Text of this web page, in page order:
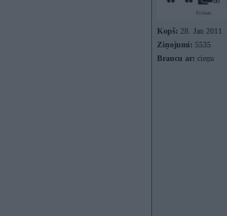
Kopš: 28. Jan 2011
Ziņojumi: 5535
Braucu ar: cieņu